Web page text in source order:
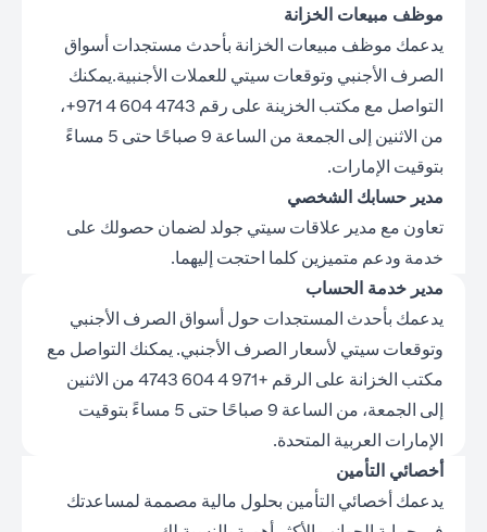
موظف مبيعات الخزانة
يدعمك موظف مبيعات الخزانة بأحدث مستجدات أسواق
الصرف الأجنبي وتوقعات سيتي للعملات الأجنبية.يمكنك
التواصل مع مكتب الخزينة على رقم 4743 604 4 971+،
من الاثنين إلى الجمعة من الساعة 9 صباحًا حتى 5 مساءً
بتوقيت الإمارات.
مدير حسابك الشخصي
تعاون مع مدير علاقات سيتي جولد لضمان حصولك على
خدمة ودعم متميزين كلما احتجت إليهما.
مدير خدمة الحساب
يدعمك بأحدث المستجدات حول أسواق الصرف الأجنبي
وتوقعات سيتي لأسعار الصرف الأجنبي. يمكنك التواصل مع
مكتب الخزانة على الرقم +971 4 604 4743 من الاثنين
إلى الجمعة، من الساعة 9 صباحًا حتى 5 مساءً بتوقيت
الإمارات العربية المتحدة.
أخصائي التأمين
يدعمك أخصائي التأمين بحلول مالية مصممة لمساعدتك